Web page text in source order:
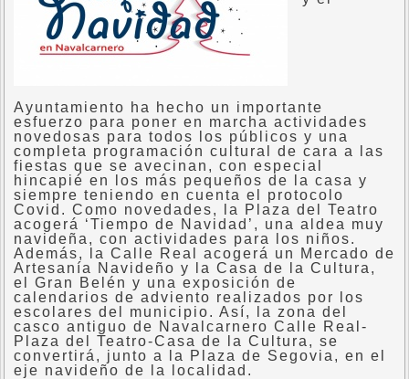
Ayuntamiento ha hecho un importante
esfuerzo para poner en marcha actividades
novedosas para todos los públicos y una
completa programación cultural de cara a las
fiestas que se avecinan, con especial
hincapié en los más pequeños de la casa y
siempre teniendo en cuenta el protocolo
Covid. Como novedades, la Plaza del Teatro
acogerá ‘Tiempo de Navidad’, una aldea muy
navideña, con actividades para los niños.
Además, la Calle Real acogerá un Mercado de
Artesanía Navideño y la Casa de la Cultura,
el Gran Belén y una exposición de
calendarios de adviento realizados por los
escolares del municipio. Así, la zona del
casco antiguo de Navalcarnero Calle Real-
Plaza del Teatro-Casa de la Cultura, se
convertirá, junto a la Plaza de Segovia, en el
eje navideño de la localidad.